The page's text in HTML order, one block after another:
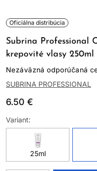
Oficiálna distribúcia
Subrina Professional
krepovité vlasy 250ml
Nezáväzná odporúčaná
SUBRINA PROFESSIONAL
6.50 €
Variant:
25ml